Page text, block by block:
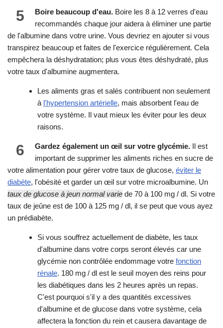
5 Boire beaucoup d'eau. Boire les 8 à 12 verres d'eau
recommandés chaque jour aidera à éliminer une partie
de l'albumine dans votre urine. Vous devriez en ajouter si vous
transpirez beaucoup et faites de l'exercice régulièrement. Cela
empêchera la déshydratation; plus vous êtes déshydraté, plus
votre taux d'albumine augmentera.
Les aliments gras et salés contribuent non seulement
à l'hypertension artérielle, mais absorbent l'eau de
votre système. Il vaut mieux les éviter pour les deux
raisons.
6 Gardez également un œil sur votre glycémie. Il est
important de supprimer les aliments riches en sucre de
votre alimentation pour gérer votre taux de glucose, éviter le
diabète, l'obésité et garder un œil sur votre microalbumine. Un
taux de glucose à jeun normal varie de 70 à 100 mg / dl. Si votre
taux de jeûne est de 100 à 125 mg / dl, il se peut que vous ayez
un prédiabète.
Si vous souffrez actuellement de diabète, les taux
d'albumine dans votre corps seront élevés car une
glycémie non contrôlée endommage votre fonction
rénale. 180 mg / dl est le seuil moyen des reins pour
les diabétiques dans les 2 heures après un repas.
C'est pourquoi s'il y a des quantités excessives
d'albumine et de glucose dans votre système, cela
affectera la fonction du rein et causera davantage de